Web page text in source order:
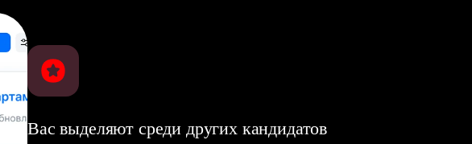
Вас выделяют среди других кандидатов